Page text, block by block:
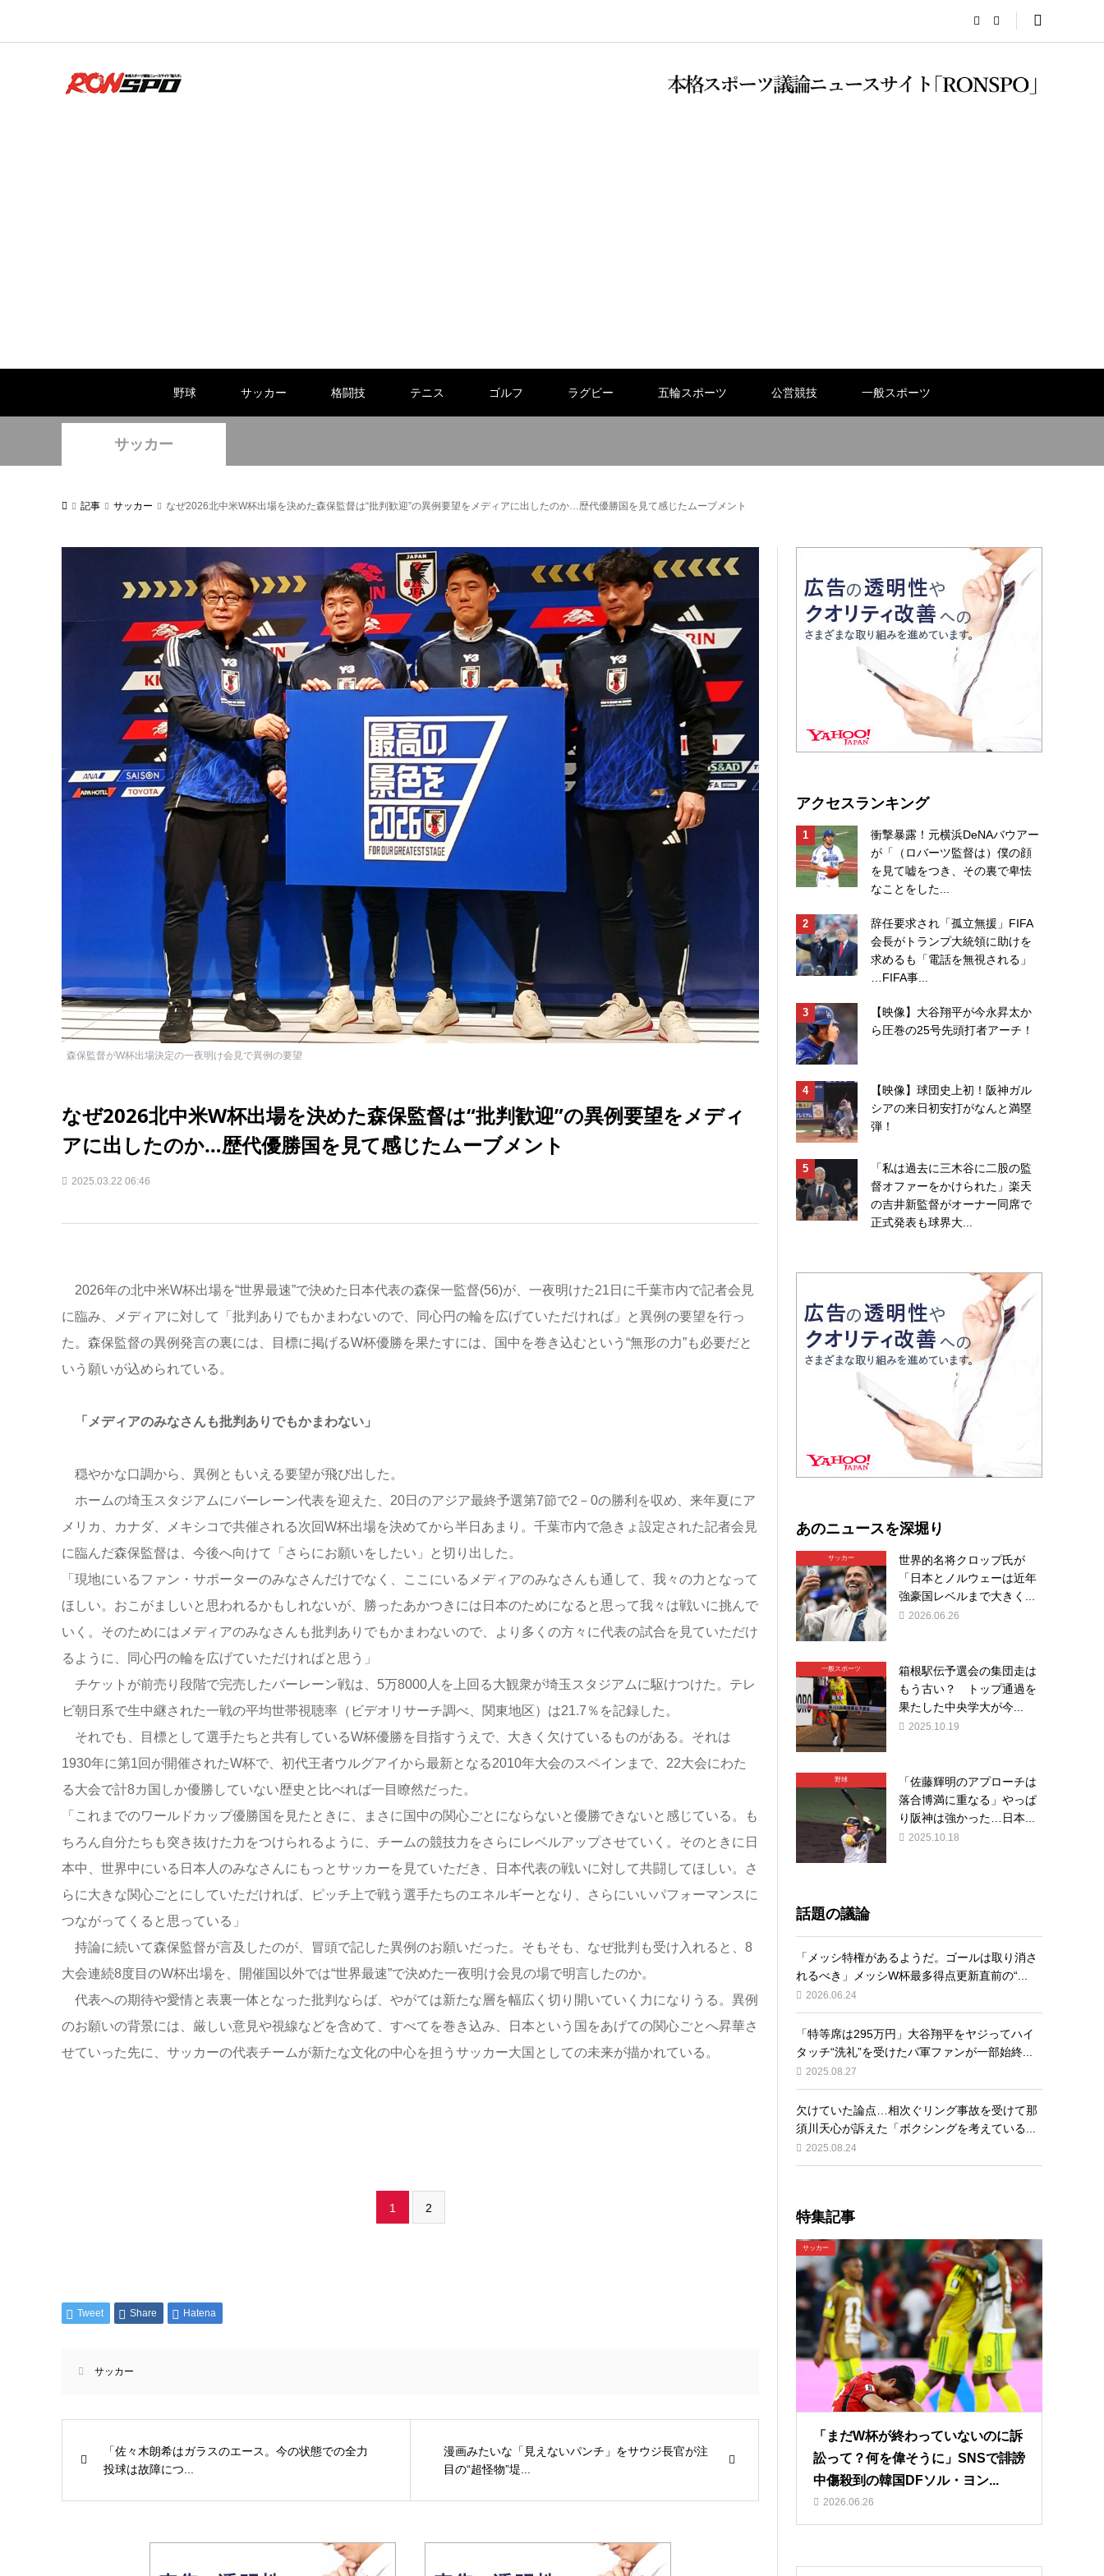
野球 サッカー 格闘技 テニス ゴルフ ラグビー 五輪スポーツ 公営競技 一般スポーツ
サッカー
記事 サッカー なぜ2026北中米W杯出場を決めた森保監督は“批判歓迎”の異例要望をメディアに出したのか…歴代優勝国を見て感じたムーブメント
森保監督がW杯出場決定の一夜明け会見で異例の要望
なぜ2026北中米W杯出場を決めた森保監督は“批判歓迎”の異例要望をメディ
アに出したのか…歴代優勝国を見て感じたムーブメント
2025.03.22 06:46
2026年の北中米W杯出場を“世界最速”で決めた日本代表の森保一監督(56)が、一夜明けた21日に千葉市内で記者会見
に臨み、メディアに対して「批判ありでもかまわないので、同心円の輪を広げていただければ」と異例の要望を行っ
た。森保監督の異例発言の裏には、目標に掲げるW杯優勝を果たすには、国中を巻き込むという“無形の力”も必要だと
いう願いが込められている。
「メディアのみなさんも批判ありでもかまわない」
穏やかな口調から、異例ともいえる要望が飛び出した。
ホームの埼玉スタジアムにバーレーン代表を迎えた、20日のアジア最終予選第7節で2－0の勝利を収め、来年夏にア
メリカ、カナダ、メキシコで共催される次回W杯出場を決めてから半日あまり。千葉市内で急きょ設定された記者会見
に臨んだ森保監督は、今後へ向けて「さらにお願いをしたい」と切り出した。
「現地にいるファン・サポーターのみなさんだけでなく、ここにいるメディアのみなさんも通して、我々の力となって
ほしい。おこがましいと思われるかもしれないが、勝ったあかつきには日本のためになると思って我々は戦いに挑んで
いく。そのためにはメディアのみなさんも批判ありでもかまわないので、より多くの方々に代表の試合を見ていただけ
るように、同心円の輪を広げていただければと思う」
チケットが前売り段階で完売したバーレーン戦は、5万8000人を上回る大観衆が埼玉スタジアムに駆けつけた。テレ
ビ朝日系で生中継された一戦の平均世帯視聴率（ビデオリサーチ調べ、関東地区）は21.7％を記録した。
それでも、目標として選手たちと共有しているW杯優勝を目指すうえで、大きく欠けているものがある。それは
1930年に第1回が開催されたW杯で、初代王者ウルグアイから最新となる2010年大会のスペインまで、22大会にわた
る大会で計8カ国しか優勝していない歴史と比べれば一目瞭然だった。
「これまでのワールドカップ優勝国を見たときに、まさに国中の関心ごとにならないと優勝できないと感じている。も
ちろん自分たちも突き抜けた力をつけられるように、チームの競技力をさらにレベルアップさせていく。そのときに日
本中、世界中にいる日本人のみなさんにもっとサッカーを見ていただき、日本代表の戦いに対して共闘してほしい。さ
らに大きな関心ごとにしていただければ、ピッチ上で戦う選手たちのエネルギーとなり、さらにいいパフォーマンスに
つながってくると思っている」
持論に続いて森保監督が言及したのが、冒頭で記した異例のお願いだった。そもそも、なぜ批判も受け入れると、8
大会連続8度目のW杯出場を、開催国以外では“世界最速”で決めた一夜明け会見の場で明言したのか。
代表への期待や愛情と表裏一体となった批判ならば、やがては新たな層を幅広く切り開いていく力になりうる。異例
のお願いの背景には、厳しい意見や視線などを含めて、すべてを巻き込み、日本という国をあげての関心ごとへ昇華さ
せていった先に、サッカーの代表チームが新たな文化の中心を担うサッカー大国としての未来が描かれている。
1 2
Tweet Share Hatena
サッカー
「佐々木朗希はガラスのエース。今の状態での全力
投球は故障につ...
漫画みたいな「見えないパンチ」をサウジ長官が注
目の“超怪物”堤...
アクセスランキング
衝撃暴露！元横浜DeNAバウアー
が「（ロバーツ監督は）僕の顔
を見て嘘をつき、その裏で卑怯
なことをした...
辞任要求され「孤立無援」FIFA
会長がトランプ大統領に助けを
求めるも「電話を無視される」
…FIFA事...
【映像】大谷翔平が今永昇太か
ら圧巻の25号先頭打者アーチ！
【映像】球団史上初！阪神ガル
シアの来日初安打がなんと満塁
弾！
「私は過去に三木谷に二股の監
督オファーをかけられた」楽天
の吉井新監督がオーナー同席で
正式発表も球界大...
あのニュースを深堀り
サッカー
世界的名将クロップ氏が
「日本とノルウェーは近年
強豪国レベルまで大きく...
2026.06.26
一般スポーツ
箱根駅伝予選会の集団走は
もう古い？ トップ通過を
果たした中央学大が今...
2025.10.19
野球
「佐藤輝明のアプローチは
落合博満に重なる」やっぱ
り阪神は強かった…日本...
2025.10.18
話題の議論
「メッシ特権があるようだ。ゴールは取り消さ
れるべき」メッシW杯最多得点更新直前の“...
2026.06.24
「特等席は295万円」大谷翔平をヤジってハイ
タッチ“洗礼”を受けたパ軍ファンが一部始終...
2025.08.27
欠けていた論点…相次ぐリング事故を受けて那
須川天心が訴えた「ボクシングを考えている...
2025.08.24
特集記事
サッカー
「まだW杯が終わっていないのに訴
訟って？何を偉そうに」SNSで誹謗
中傷殺到の韓国DFソル・ヨン...
2026.06.26